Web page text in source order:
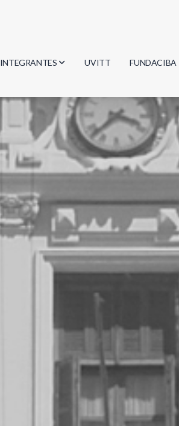
INTEGRANTES
Investigadores
Estudiantes
Egresados
UVITT FUNDACIBA